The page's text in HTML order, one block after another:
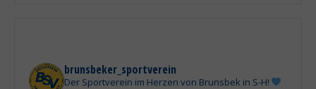
brunsbeker_sportverein
Der Sportverein im Herzen von Brunsbek in S-H!